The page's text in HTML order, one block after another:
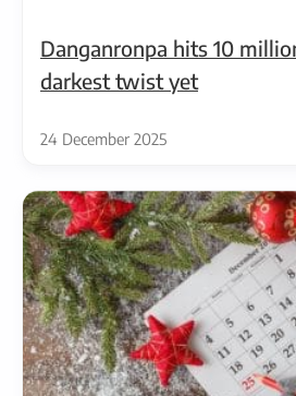
Danganronpa hits 10
darkest twist yet
24 December 2025